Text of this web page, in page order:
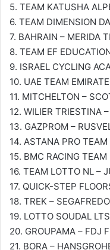
5. TEAM KATUSHA
6. TEAM DIMENSION
7. BAHRAIN – MERIDA
8. TEAM EF
9. ISRAEL CYCLING
10. UAE TEAM
11. MITCHELTON –
12. WILIER TRIESTINA
13. GAZPROM –
14. ASTANA PRO
15. BMC RACING
16. TEAM LOTTO NL –
17. QUICK-STEP
18. TREK –
19. LOTTO SOUDAL
20. GROUPAMA – FDJ
21. BORA –